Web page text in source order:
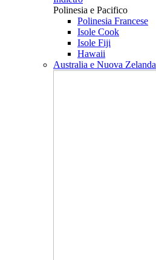
Polinesia e Pacifico
Polinesia Francese
Isole Cook
Isole Fiji
Hawaii
Australia e Nuova Zelanda